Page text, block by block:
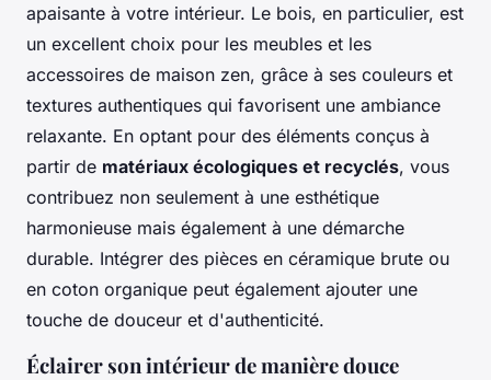
apaisante à votre intérieur. Le bois, en particulier, est
un excellent choix pour les meubles et les
accessoires de maison zen, grâce à ses couleurs et
textures authentiques qui favorisent une ambiance
relaxante. En optant pour des éléments conçus à
partir de matériaux écologiques et recyclés, vous
contribuez non seulement à une esthétique
harmonieuse mais également à une démarche
durable. Intégrer des pièces en céramique brute ou
en coton organique peut également ajouter une
touche de douceur et d'authenticité.
Éclairer son intérieur de manière douce